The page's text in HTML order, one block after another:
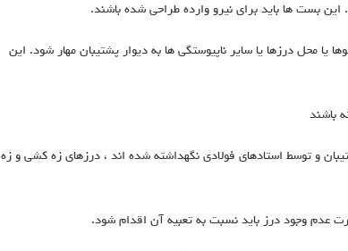
این بست ها باید براي نیرو وارده طراحی شده باشند.
یا محل درزها یا سایر ناپیوستگی ها به دیوار پشتیبان مهار شود. این
باشند
و توسط استادهاي فولادي نگهداشته شده اند ، درزهاي زه کشی و زه
عدم وجود درز باید نسبت به تعبیه آن اقدام شود.